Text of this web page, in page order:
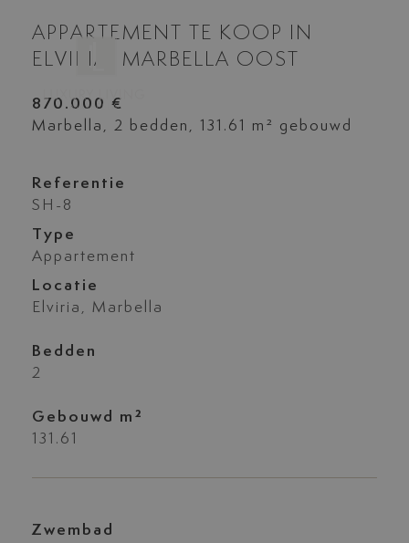
APPARTEMENT TE KOOP IN
ELVIRIA, MARBELLA OOST
870.000 €
Marbella, 2 bedden, 131.61 m² gebouwd
Referentie
SH-8
Type
Appartement
Locatie
Elviria, Marbella
Bedden
2
Gebouwd m²
131.61
Zwembad